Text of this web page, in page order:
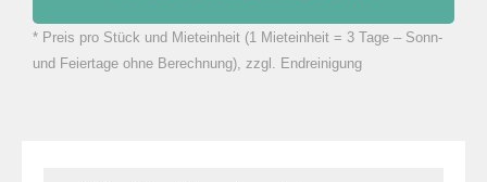
zu Warenkorb hinzugefügt.
* Preis pro Stück und Mieteinheit (1 Mieteinheit = 3 Tage – Sonn-
und Feiertage ohne Berechnung), zzgl. Endreinigung